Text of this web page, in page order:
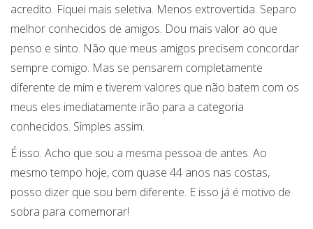
acredito. Fiquei mais seletiva. Menos extrovertida. Separo
melhor conhecidos de amigos. Dou mais valor ao que
penso e sinto. Não que meus amigos precisem concordar
sempre comigo. Mas se pensarem completamente
diferente de mim e tiverem valores que não batem com os
meus eles imediatamente irão para a categoria
conhecidos. Simples assim.
É isso. Acho que sou a mesma pessoa de antes. Ao
mesmo tempo hoje, com quase 44 anos nas costas,
posso dizer que sou bem diferente. E isso já é motivo de
sobra para comemorar!